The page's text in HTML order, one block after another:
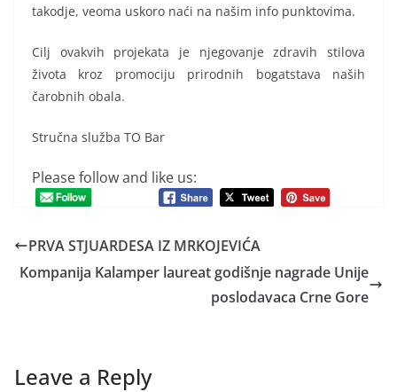
takodje, veoma uskoro naći na našim info punktovima.
Cilj ovakvih projekata je njegovanje zdravih stilova
života kroz promociju prirodnih bogatstava naših
čarobnih obala.
Stručna služba TO Bar
Please follow and like us:
PRVA STJUARDESA IZ MRKOJEVIĆA
Kompanija Kalamper laureat godišnje nagrade Unije
poslodavaca Crne Gore
Leave a Reply